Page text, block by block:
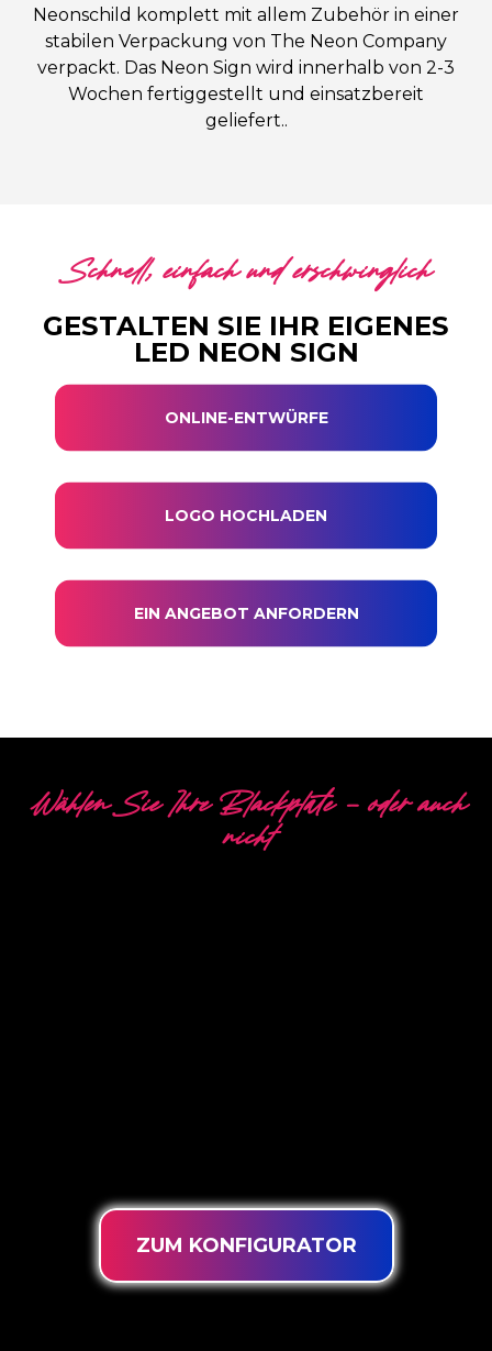
Neonschild komplett mit allem Zubehör in einer
stabilen Verpackung von The Neon Company
verpackt. Das Neon Sign wird innerhalb von 2-3
Wochen fertiggestellt und einsatzbereit
geliefert..
Schnell, einfach und erschwinglich
GESTALTEN SIE IHR EIGENES
LED NEON SIGN
ONLINE-ENTWÜRFE
LOGO HOCHLADEN
EIN ANGEBOT ANFORDERN
Wählen Sie Ihre Blackplate - oder auch
nicht
ZUM KONFIGURATOR